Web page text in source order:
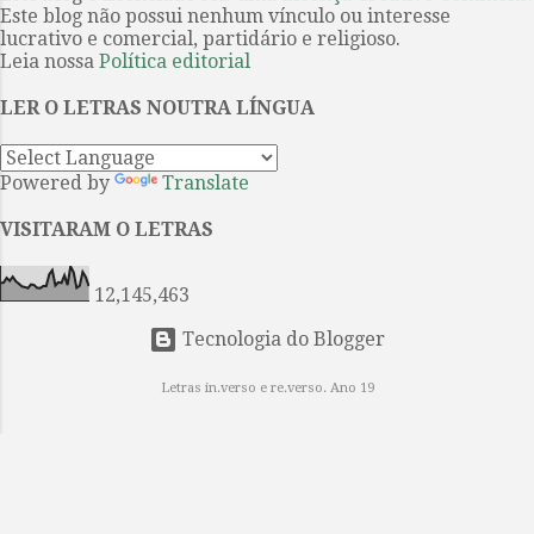
tristes perceberá logo um certo “
desnível ” quanto a arrumação
me explique. É que aqui linguagem
é límpida, sem certo barroquismo
que se nota no seu estilo literário, o
que não o faz, isso deve ficar claro,
ser um menor entre os outros livros
Este blog não possui nenhum vínculo ou interesse
lucrativo e comercial, partidário e religioso.
Leia nossa Política editorial
LER O LETRAS NOUTRA LÍNGUA
Powered by Translate
VISITARAM O LETRAS
12,145,463
Tecnologia do Blogger
Letras in.verso e re.verso. Ano 19